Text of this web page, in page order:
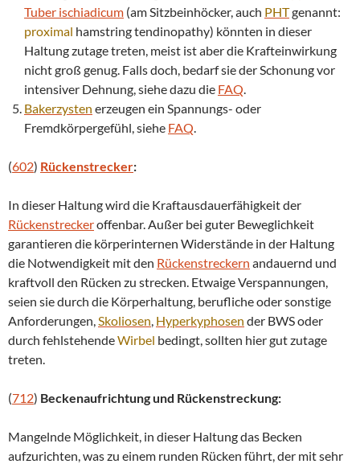
Tuber ischiadicum (am Sitzbeinhöcker, auch PHTgenannt:
proximal hamstring tendinopathy) könnten in dieser
Haltung zutage treten, meist ist aber die Krafteinwirkung
nicht groß genug. Falls doch, bedarf sie der Schonung vor
intensiver Dehnung, siehe dazu die FAQ
Bakerzysten erzeugen ein Spannungs- oder
Fremdkörpergefühl, siehe FAQ
(602) Rückenstrecker:
In dieser Haltung wird die Kraftausdauerfähigkeit der
Rückenstreckeroffenbar. Außer bei guter Beweglichkeit
garantieren die körperinternen Widerstände in der Haltung
die Notwendigkeit mit den Rückenstreckern andauernd und
kraftvoll den Rücken zu strecken. Etwaige Verspannungen,
seien sie durch die Körperhaltung, berufliche oder sonstige
Anforderungen, Skoliosen Hyperkyphosen der BWS oder
durch fehlstehendeWirbel bedingt, sollten hier gut zutage
treten.
(712) Beckenaufrichtung und Rückenstreckung:
Mangelnde Möglichkeit, in dieser Haltung das Becken
aufzurichten, was zu einem runden Rücken führt, der mit sehr